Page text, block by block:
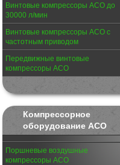
Винтовые компрессоры АСО до
30000 л/мин
Винтовые компрессоры АСО с
частотным приводом
Передвижные винтовые
компрессоры АСО
Компрессорное
оборудование АСО
Поршневые воздушные
компрессоры АСО